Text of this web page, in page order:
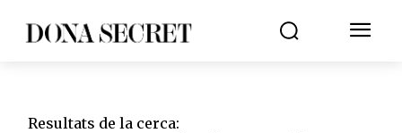
Resultats de la cerca: